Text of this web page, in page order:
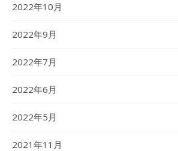
2022年10月
2022年9月
2022年7月
2022年6月
2022年5月
2021年11月